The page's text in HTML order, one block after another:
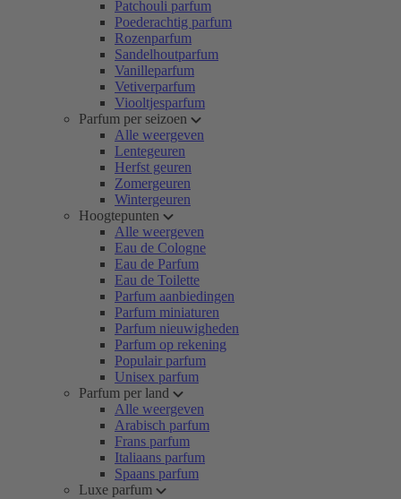
Patchouli parfum
Poederachtig parfum
Rozenparfum
Sandelhoutparfum
Vanilleparfum
Vetiverparfum
Viooltjesparfum
Parfum per seizoen
Alle weergeven
Lentegeuren
Herfst geuren
Zomergeuren
Wintergeuren
Hoogtepunten
Alle weergeven
Eau de Cologne
Eau de Parfum
Eau de Toilette
Parfum aanbiedingen
Parfum miniaturen
Parfum nieuwigheden
Parfum op rekening
Populair parfum
Unisex parfum
Parfum per land
Alle weergeven
Arabisch parfum
Frans parfum
Italiaans parfum
Spaans parfum
Luxe parfum